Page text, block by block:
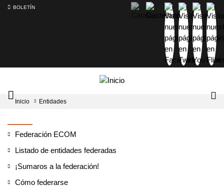
BOLETÍN
Intercambiador
del
principal
Inicio Entidades
Federación ECOM
Listado de entidades federadas
¡Sumaros a la federación!
Cómo federarse